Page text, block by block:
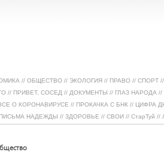
// ОБЩЕСТВО // ЭКОЛОГИЯ // ПРАВО // СПОРТ //
// ПРИВЕТ, СОСЕД // ДОКУМЕНТЫ // ГЛАЗ НАРОДА //
О КОРОНАВИРУСЕ // ПРОКАЧКА С БНК // ЦИФРА
НАДЕЖДЫ // ЗДОРОВЬЕ // СВОИ // СтарТуй //